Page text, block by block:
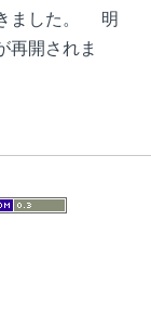
ました。 明
再開されま